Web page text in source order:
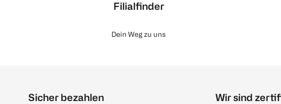
Filialfinder
Dein Weg zu uns
Sicher bezahlen Wir sind